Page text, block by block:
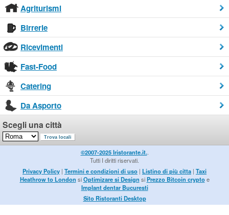
Agriturismi
Birrerie
Ricevimenti
Fast-Food
Catering
Da Asporto
Scegli una città
©2007-2025 Iristorante.it..
Tutti I diritti riservati.
Privacy Policy | Termini e condizioni di uso | Listino di più citta | Taxi
Heathrow to London siOptimizare si Design siPrezzo Bitcoin cryptoe
Implant dentar Bucuresti
Sito Ristoranti Desktop